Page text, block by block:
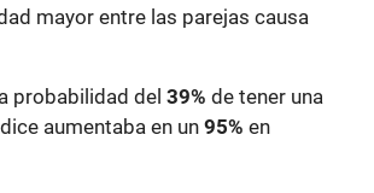
mayor entre las parejas causa
probabilidad del 39% de tener una
aumentaba en un95% en